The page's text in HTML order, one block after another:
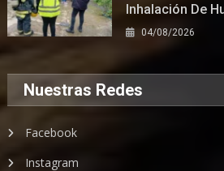
Inhalación De
04/08/2026
Nuestras Redes
Facebook
Instagram